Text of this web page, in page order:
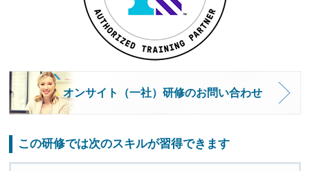
オンサイト（一社）研修のお問い合わせ
この研修では次のスキルが習得できます